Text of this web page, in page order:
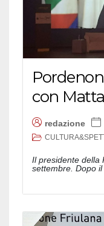
con
redazione
Il presidente della
settembre. Dopo il